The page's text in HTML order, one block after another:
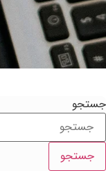
جستجو
جستجو